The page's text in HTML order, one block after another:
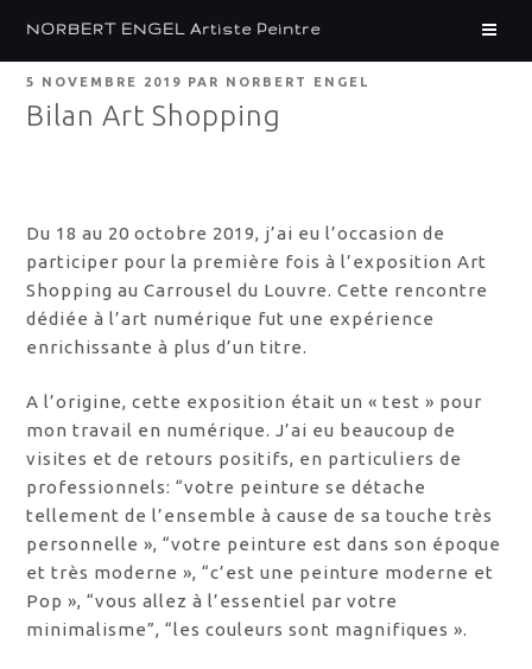
principal
NORBERT ENGEL Artiste Peintre
PUBLIÉ
LE
5 NOVEMBRE 2019 PAR NORBERT ENGEL
Bilan Art Shopping
Du 18 au 20 octobre 2019, j’ai eu l’occasion de
participer pour la première fois à l’exposition Art
Shopping au Carrousel du Louvre. Cette rencontre
dédiée à l’art numérique fut une expérience
enrichissante à plus d’un titre.
A l’origine, cette exposition était un « test » pour
mon travail en numérique. J’ai eu beaucoup de
visites et de retours positifs, en particuliers de
professionnels: “votre peinture se détache
tellement de l’ensemble à cause de sa touche très
personnelle », “votre peinture est dans son époque
et très moderne », “c’est une peinture moderne et
Pop », “vous allez à l’essentiel par votre
minimalisme”, “les couleurs sont magnifiques ».